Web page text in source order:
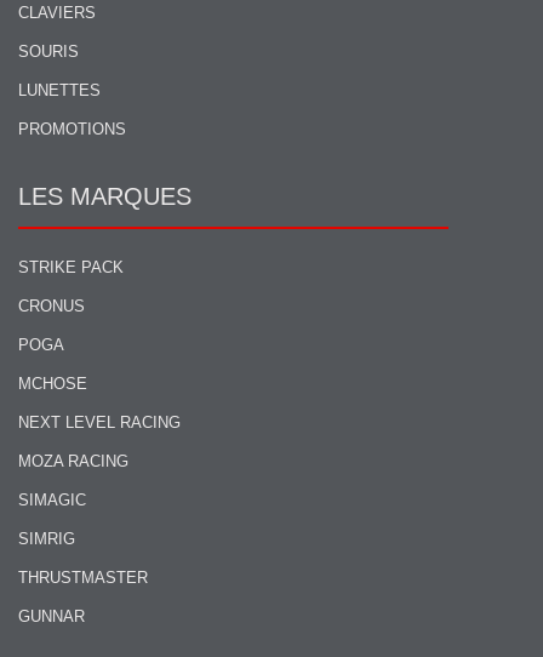
CLAVIERS
SOURIS
LUNETTES
PROMOTIONS
LES MARQUES
STRIKE PACK
CRONUS
POGA
MCHOSE
NEXT LEVEL RACING
MOZA RACING
SIMAGIC
SIMRIG
THRUSTMASTER
GUNNAR